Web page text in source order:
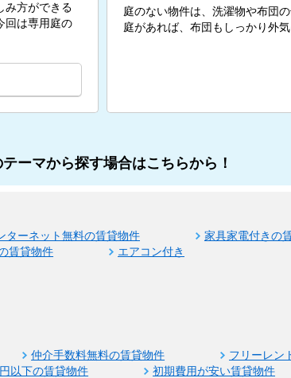
み方ができる
回は専用庭の
庭のない物件は、洗濯物や布団
庭があれば、布団もしっかり外
ーマから探す場合はこちらから！
ターネット無料の賃貸物件
家具家電付きの
賃貸物件 エアコン付き
仲介手数料無料の賃貸物件
フリーレン
以下の賃貸物件 初期費用が安い賃貸物件